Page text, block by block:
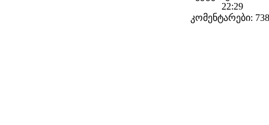
22:29
კომენტარები: